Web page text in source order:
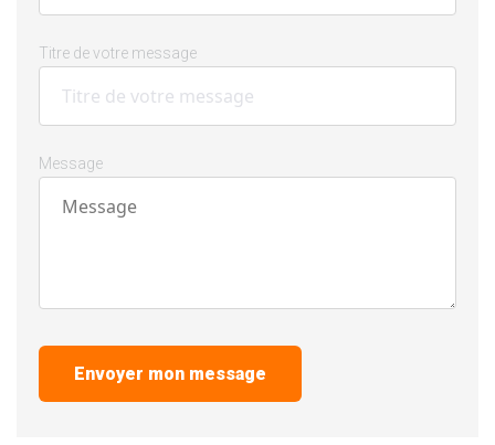
Titre de votre message
Message
Envoyer mon message